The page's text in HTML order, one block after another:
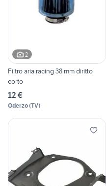
2
Filtro aria racing 38 mm diritto
corto
12 €
Oderzo(TV)